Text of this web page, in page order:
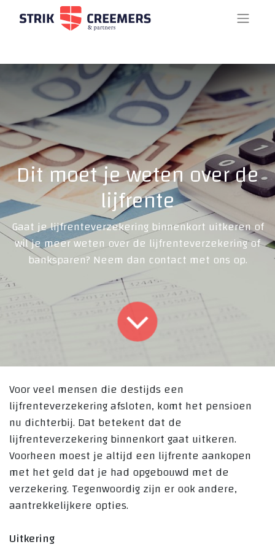
Dit moet je weten over de
lijfrente
Gaat je lijfrenteverzekering binnenkort uitkeren of
wil je meer weten over de lijfrenteverzekering of
banksparen? Neem dan contact met ons op.
Voor veel mensen die destijds een
lijfrenteverzekering afsloten, komt het pensioen
nu dichterbij. Dat betekent dat de
lijfrenteverzekering binnenkort gaat uitkeren.
Voorheen moest je altijd een lijfrente aankopen
met het geld dat je had opgebouwd met de
verzekering. Tegenwoordig zijn er ook andere,
aantrekkelijkere opties.
Uitkering